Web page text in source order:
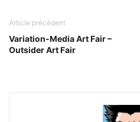
Article précédent
Variation-Media Art Fair –
Outsider Art Fair